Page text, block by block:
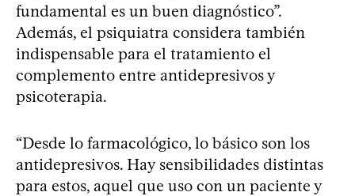
fundamental es un buen diagnóstico”.
Además, el psiquiatra considera también
indispensable para el tratamiento el
complemento entre antidepresivos y
psicoterapia.
“Desde lo farmacológico, lo básico son los
antidepresivos. Hay sensibilidades distintas
para estos, aquel que uso con un paciente y